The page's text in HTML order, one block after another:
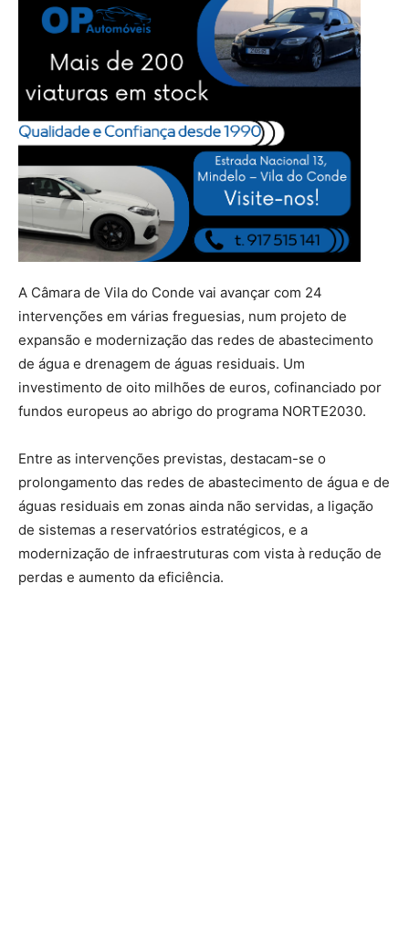
A Câmara de Vila do Conde vai avançar com 24
intervenções em várias freguesias, num projeto de
expansão e modernização das redes de abastecimento
de água e drenagem de águas residuais. Um
investimento de oito milhões de euros, cofinanciado por
fundos europeus ao abrigo do programa NORTE2030.
Entre as intervenções previstas, destacam-se o
prolongamento das redes de abastecimento de água e de
águas residuais em zonas ainda não servidas, a ligação
de sistemas a reservatórios estratégicos, e a
modernização de infraestruturas com vista à redução de
perdas e aumento da eficiência.